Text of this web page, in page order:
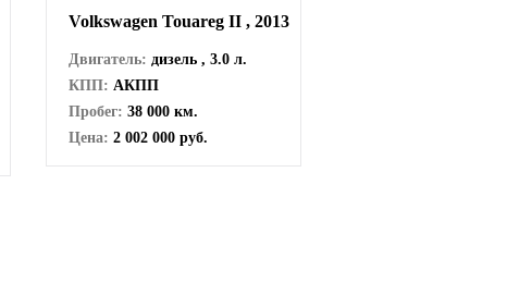
Volkswagen Touareg II , 2013
Двигатель: дизель , 3.0 л.
КПП: АКПП
Пробег: 38 000 км.
Цена: 2 002 000 руб.